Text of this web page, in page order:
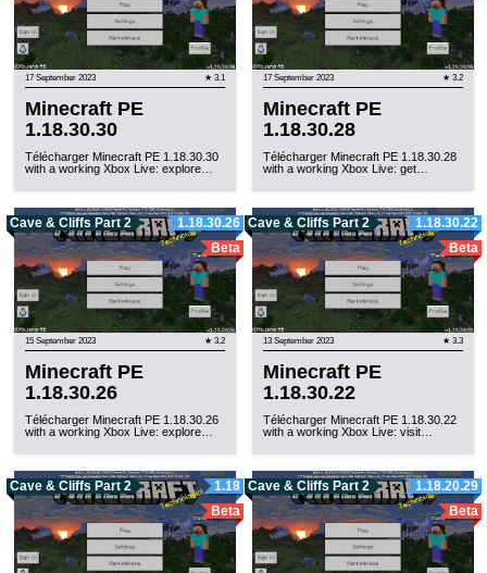
17 September 2023 ★ 3.1
Minecraft PE
1.18.30.30
Télécharger Minecraft PE 1.18.30.30
with a working Xbox Live: explore…
17 September 2023 ★ 3.2
Minecraft PE
1.18.30.28
Télécharger Minecraft PE 1.18.30.28
with a working Xbox Live: get…
Cave & Cliffs Part 2
1.18.30.26
Beta
15 September 2023 ★ 3.2
Minecraft PE
1.18.30.26
Télécharger Minecraft PE 1.18.30.26
with a working Xbox Live: explore…
Cave & Cliffs Part 2
1.18.30.22
Beta
13 September 2023 ★ 3.3
Minecraft PE
1.18.30.22
Télécharger Minecraft PE 1.18.30.22
with a working Xbox Live: visit…
Cave & Cliffs Part 2
1.18
Beta
Cave & Cliffs Part 2
1.18.20.29
Beta